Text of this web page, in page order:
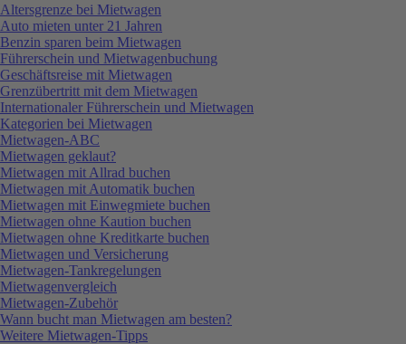
Altersgrenze bei Mietwagen
Auto mieten unter 21 Jahren
Benzin sparen beim Mietwagen
Führerschein und Mietwagenbuchung
Geschäftsreise mit Mietwagen
Grenzübertritt mit dem Mietwagen
Internationaler Führerschein und Mietwagen
Kategorien bei Mietwagen
Mietwagen-ABC
Mietwagen geklaut?
Mietwagen mit Allrad buchen
Mietwagen mit Automatik buchen
Mietwagen mit Einwegmiete buchen
Mietwagen ohne Kaution buchen
Mietwagen ohne Kreditkarte buchen
Mietwagen und Versicherung
Mietwagen-Tankregelungen
Mietwagenvergleich
Mietwagen-Zubehör
Wann bucht man Mietwagen am besten?
Weitere Mietwagen-Tipps